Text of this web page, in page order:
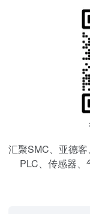
汇聚SMC、亚德
PLC、传感器